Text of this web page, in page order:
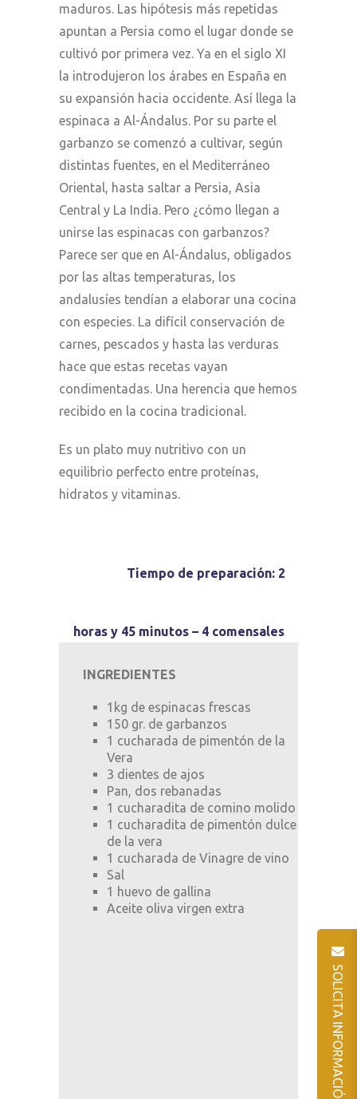
maduros. Las hipótesis más repetidas
apuntan a Persia como el lugar donde se
cultivó por primera vez. Ya en el siglo XI
la introdujeron los árabes en España en
su expansión hacia occidente. Así llega la
espinaca a Al-Ándalus. Por su parte el
garbanzo se comenzó a cultivar, según
distintas fuentes, en el Mediterráneo
Oriental, hasta saltar a Persia, Asia
Central y La India. Pero ¿cómo llegan a
unirse las espinacas con garbanzos?
Parece ser que en Al-Ándalus, obligados
por las altas temperaturas, los
andalusíes tendían a elaborar una cocina
con especies. La difícil conservación de
carnes, pescados y hasta las verduras
hace que estas recetas vayan
condimentadas. Una herencia que hemos
recibido en la cocina tradicional.
Es un plato muy nutritivo con un
equilibrio perfecto entre proteínas,
hidratos y vitaminas.
Tiempo de preparación: 2
horas y 45 minutos – 4 comensales
INGREDIENTES
1kg de espinacas frescas
150 gr. de garbanzos
1 cucharada de pimentón de la
Vera
3 dientes de ajos
Pan, dos rebanadas
1 cucharadita de comino molido
1 cucharadita de pimentón dulce
de la vera
1 cucharada de Vinagre de vino
Sal
1 huevo de gallina
Aceite oliva virgen extra
SOLICITA INFORMACIÓN